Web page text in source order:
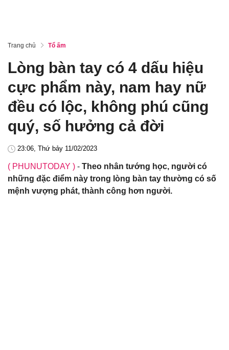
Trang chủ Tổ ấm
Lòng bàn tay có 4 dấu hiệu
cực phẩm này, nam hay nữ
đều có lộc, không phú cũng
quý, số hưởng cả đời
23:06, Thứ bảy 11/02/2023
( PHUNUTODAY ) - Theo nhân tướng học, người có
những đặc điểm này trong lòng bàn tay thường có số
mệnh vượng phát, thành công hơn người.